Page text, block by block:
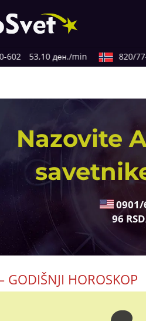
53,10 ден./min 820/77-
Nazovite
0901/
96
GODIŠNJI HOROSKOP